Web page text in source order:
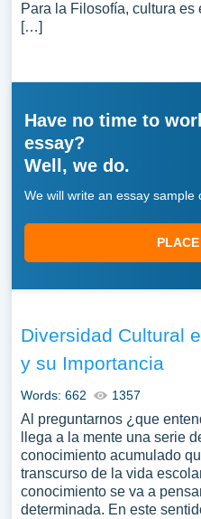
Para la Filosofía, cultura
[…]
Have no time to
essay?
Well, we do.
We will write an essay sample
Diversidad Cultural
y su Importancia
Words: 662 1357
Al preguntarnos ¿que
llega a la mente una serie
conocimiento acumulado
transcurso de la vida
conocimiento se va a
determinada. En este